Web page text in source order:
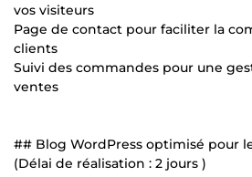
vos visiteurs
Page de contact pour faciliter la
clients
Suivi des commandes pour une
ventes
## Blog WordPress optimisé pour
(Délai de réalisation : 2 jours )